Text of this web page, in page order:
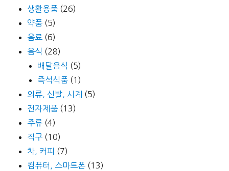
생활용품 (26)
약품 (5)
음료 (6)
음식 (28)
배달음식 (5)
즉석식품 (1)
의류, 신발, 시계 (5)
전자제품 (13)
주류 (4)
직구 (10)
차, 커피 (7)
컴퓨터, 스마트폰 (13)